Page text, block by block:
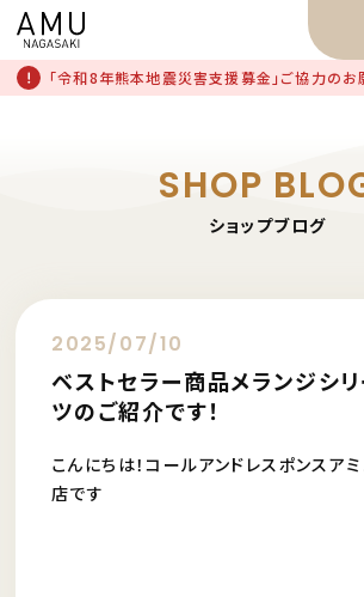
「令和8年熊本地震災害支援募金」ご協力のお
SHOP
ショップブログ
2025/07/10
ベストセラー商品メランジシ
ツのご紹介です！
こんにちは！コールアンドレスポンスア
店です